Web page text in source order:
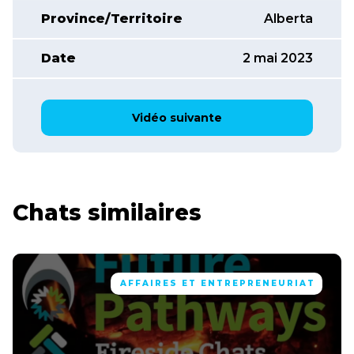
Province/Territoire Alberta
Date 2 mai 2023
Vidéo suivante
Chats similaires
AFFAIRES ET ENTREPRENEURIAT